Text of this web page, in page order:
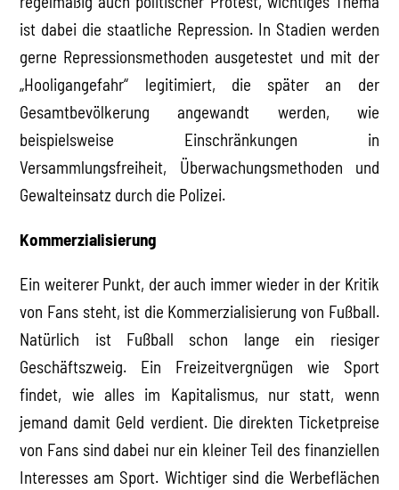
ist dabei die staatliche Repression. In Stadien werden
gerne Repressionsmethoden ausgetestet und mit der
„Hooligangefahr“ legitimiert, die später an der
Gesamtbevölkerung angewandt werden, wie
beispielsweise Einschränkungen in
Versammlungsfreiheit, Überwachungsmethoden und
Gewalteinsatz durch die Polizei.
Kommerzialisierung
Ein weiterer Punkt, der auch immer wieder in der Kritik
von Fans steht, ist die Kommerzialisierung von Fußball.
Natürlich ist Fußball schon lange ein riesiger
Geschäftszweig. Ein Freizeitvergnügen wie Sport
findet, wie alles im Kapitalismus, nur statt, wenn
jemand damit Geld verdient. Die direkten Ticketpreise
von Fans sind dabei nur ein kleiner Teil des finanziellen
Interesses am Sport. Wichtiger sind die Werbeflächen